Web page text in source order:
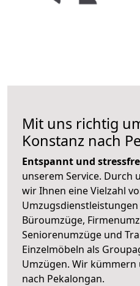
Mit uns richtig
Konstanz nach
Entspannt und
unserem Service. Durch
wir Ihnen eine Vielzahl
Büroumzüge,
Seniorenumzüge und
Einzelmöbeln als
Umzügen. Wir kümmern
nach Pekalongan.